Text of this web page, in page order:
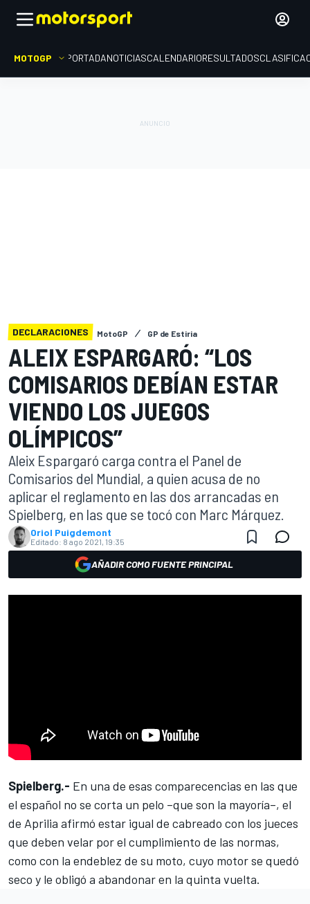
MOTOGP PORTADANOTICIASCALENDARIORESULTADOS
DECLARACIONES MotoGP GP de Estiria
ALEIX ESPARGARÓ: “LOS
COMISARIOS DEBÍAN ESTAR
VIENDO LOS JUEGOS
OLÍMPICOS”
Aleix Espargaró carga contra el Panel de
Comisarios del Mundial, a quien acusa de no
aplicar el reglamento en las dos arrancadas en
Spielberg, en las que se tocó con Marc Márquez.
Oriol Puigdemont
Editado: 8 ago 2021, 19:35
AÑADIR COMO FUENTE PRINCIPAL
Spielberg.- En una de esas comparecencias en las que
el español no se corta un pelo –que son la mayoría–, el
de Aprilia afirmó estar igual de cabreado con los jueces
que deben velar por el cumplimiento de las normas,
como con la endeblez de su moto, cuyo motor se quedó
seco y le obligó a abandonar en la quinta vuelta.